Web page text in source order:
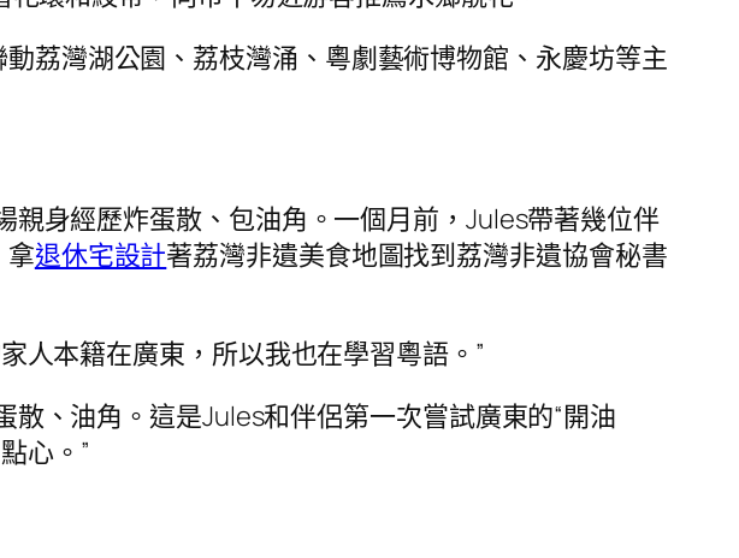
荔灣湖公園、荔枝灣涌、粵劇藝術博物館、永慶坊等主
身經歷炸蛋散、包油角。一個月前，Jules帶著幾位伴
拿退休宅設計著荔灣非遺美食地圖找到荔灣非遺協會秘書
人本籍在廣東，所以我也在學習粵語。”
、油角。這是Jules和伴侶第一次嘗試廣東的“開油
心。”